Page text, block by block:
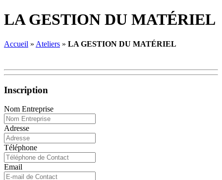
LA GESTION DU MATÉRIEL
Accueil » Ateliers » LA GESTION DU MATÉRIEL
Inscription
Nom Entreprise
Adresse
Téléphone
Email